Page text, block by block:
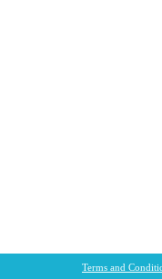
Terms and